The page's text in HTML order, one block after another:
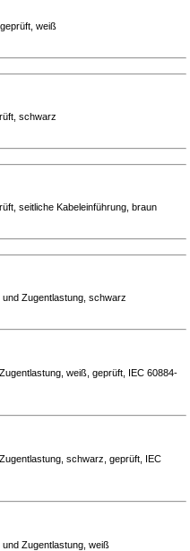
weiß
schwarz
seitliche Kabeleinführung, braun
Zugentlastung, schwarz
weiß, geprüft, IEC 60884-
schwarz, geprüft, IEC
Zugentlastung, weiß